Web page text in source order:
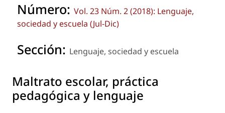
Número: Vol. 23 Núm. 2 (2018): Lenguaje,
sociedad y escuela (Jul-Dic)
Sección: Lenguaje, sociedad y escuela
Maltrato escolar, práctica
pedagógica y lenguaje